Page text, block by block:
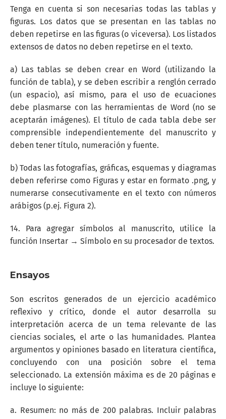
Tenga en cuenta si son necesarias todas las tablas y
figuras. Los datos que se presentan en las tablas no
deben repetirse en las figuras (o viceversa). Los listados
extensos de datos no deben repetirse en el texto.
a) Las tablas se deben crear en Word (utilizando la
función de tabla), y se deben escribir a renglón cerrado
(un espacio), así mismo, para el uso de ecuaciones
debe plasmarse con las herramientas de Word (no se
aceptarán imágenes). El título de cada tabla debe ser
comprensible independientemente del manuscrito y
deben tener título, numeración y fuente.
b) Todas las fotografías, gráficas, esquemas y diagramas
deben referirse como Figuras y estar en formato .png, y
numerarse consecutivamente en el texto con números
arábigos (p.ej. Figura 2).
14. Para agregar símbolos al manuscrito, utilice la
función Insertar → Símbolo en su procesador de textos.
Ensayos
Son escritos generados de un ejercicio académico
reflexivo y crítico, donde el autor desarrolla su
interpretación acerca de un tema relevante de las
ciencias sociales, el arte o las humanidades. Plantea
argumentos y opiniones basado en literatura científica,
concluyendo con una posición sobre el tema
seleccionado. La extensión máxima es de 20 páginas e
incluye lo siguiente:
a. Resumen: no más de 200 palabras. Incluir palabras